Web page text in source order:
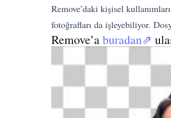
Remove’daki kişisel
fotoğrafları da işleyebiliyor.
Remove’aburadan⇗